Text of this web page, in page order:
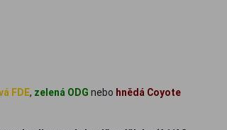
FDE, zelená ODG nebo hnědá Coyote